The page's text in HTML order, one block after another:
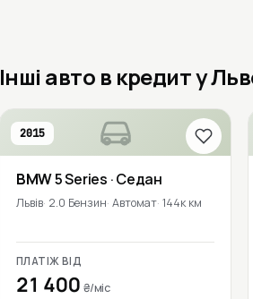
Інші авто в кредит у
2015
BMW5 Series · Седан
Львів 2.0 Бензин Автомат 144к км
ПЛАТІЖ ВІД
21 400 ₴/міс